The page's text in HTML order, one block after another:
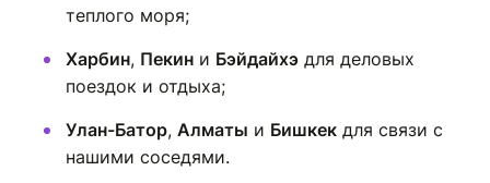
теплого моря;
Харбин, Пекин и Бэйдайхэ для деловых
поездок и отдыха;
Улан-Батор, Алматы и Бишкек для связи с
нашими соседями.